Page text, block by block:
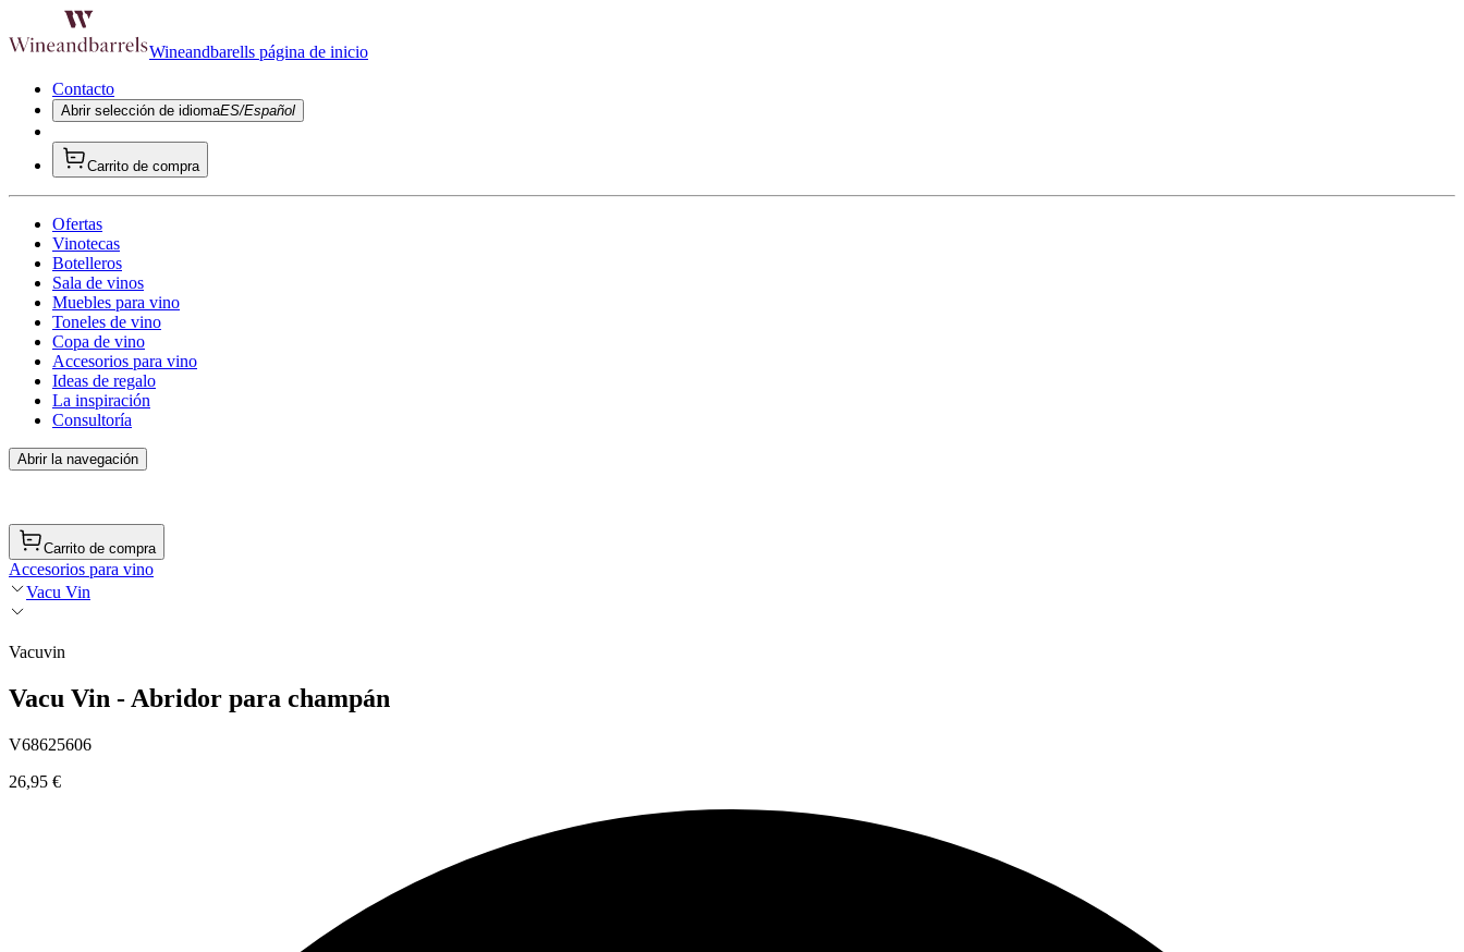
Wineandbarells página de inicio
Contacto
Abrir selección de idiomaES/Español
Carrito de compra
Ofertas
Vinotecas
Botelleros
Sala de vinos
Muebles para vino
Toneles de vino
Copa de vino
Accesorios para vino
Ideas de regalo
La inspiración
Consultoría
Abrir la navegación
Carrito de compra
Accesorios para vino
Vacu Vin
Vacuvin
Vacu Vin - Abridor para champán
V68625606
26,95 €